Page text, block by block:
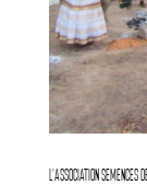
L’association Semences